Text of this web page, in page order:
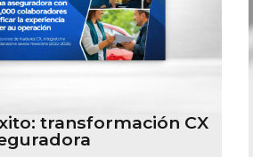
transformación CX